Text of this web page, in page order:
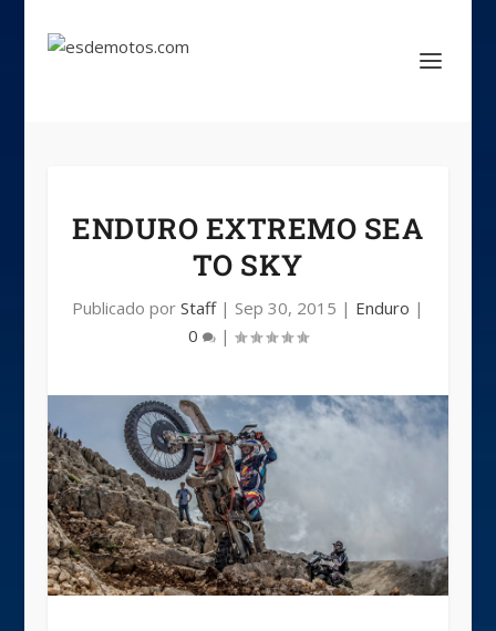
ENDURO EXTREMO SEA
TO SKY
Publicado por Staff| Sep 30, 2015 | Enduro |
0
|